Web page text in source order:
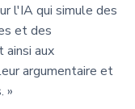
l'IA qui simule des
et des
ainsi aux
argumentaire et
»